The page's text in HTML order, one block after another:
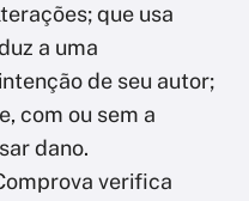
que usa
a uma
de seu autor;
com ou sem a
dano.
verifica